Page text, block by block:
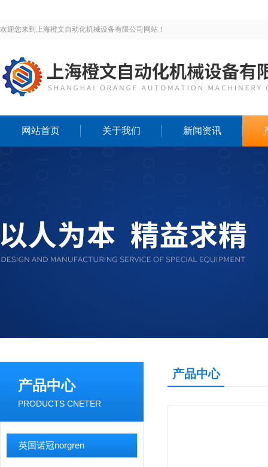
欢迎您来到上海橙文自动化机械设备有限公司网站！
网站首页 关于我们 新闻资讯
产品中心
PRODUCTS CNETER
英国诺冠norgren
产品中心